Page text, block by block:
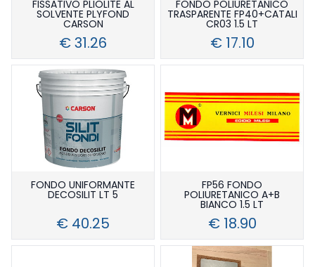
FISSATIVO PLIOLITE AL
SOLVENTE PLYFOND
CARSON
€ 31.26
FONDO POLIURETANICO
TRASPARENTE FP40+CATALI
CR03 1.5 LT
€ 17.10
FONDO UNIFORMANTE
DECOSILIT LT 5
€ 40.25
FP56 FONDO
POLIURETANICO A+B
BIANCO 1.5 LT
€ 18.90